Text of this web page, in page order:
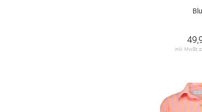
inkl. MwSt.